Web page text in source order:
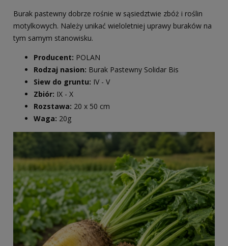
Burak pastewny dobrze rośnie w sąsiedztwie zbóż i roślin
motylkowych. Należy unikać wieloletniej uprawy buraków na
tym samym stanowisku.
Producent: POLAN
Rodzaj nasion: Burak Pastewny Solidar Bis
Siew do gruntu: IV - V
Zbiór: IX - X
Rozstawa: 20 x 50 cm
Waga: 20g